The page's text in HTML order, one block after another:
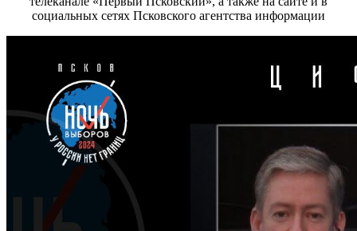
социальных сетях Псковского агентства информации